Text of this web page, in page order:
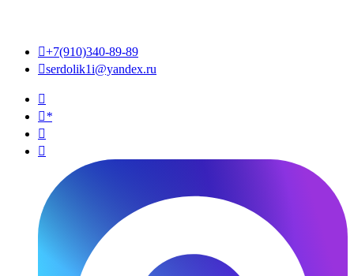
+7(910)340-89-89
serdolik1i@yandex.ru

*

